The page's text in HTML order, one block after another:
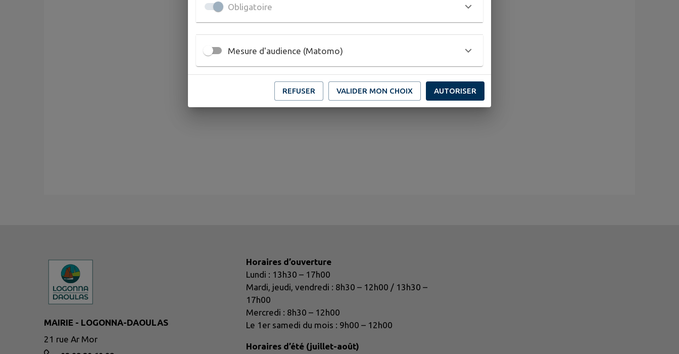
MAIRIE - LOGONNA-DAOULAS
21 rue Ar Mor
Horaires d’ouverture
Lundi : 13h30 – 17h00
Mardi, jeudi, vendredi : 8h30 – 12h00 / 13h30 –
17h00
Mercredi : 8h30 – 12h00
Le 1er samedi du mois : 9h00 – 12h00
Horaires d’été (juillet-août)
Obligatoire
Mesure d'audience (Matomo)
REFUSER VALIDER MON CHOIX AUTORISER